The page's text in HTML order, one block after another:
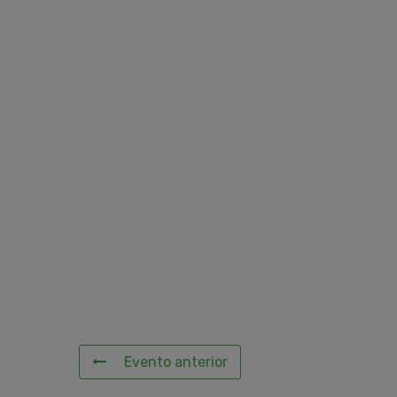
Evento anterior